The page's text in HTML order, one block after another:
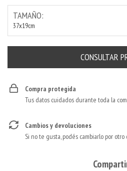
TAMAÑO:
37x19cm
Compra protegida
Tus datos cuidados durante toda la
Cambios y devoluciones
Si no te gusta, podés cambiarlo por otro